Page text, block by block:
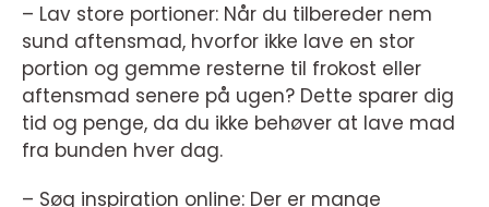
– Lav store portioner: Når du tilbereder nem
sund aftensmad, hvorfor ikke lave en stor
portion og gemme resterne til frokost eller
aftensmad senere på ugen? Dette sparer dig
tid og penge, da du ikke behøver at lave mad
fra bunden hver dag.
– Søg inspiration online: Der er mange